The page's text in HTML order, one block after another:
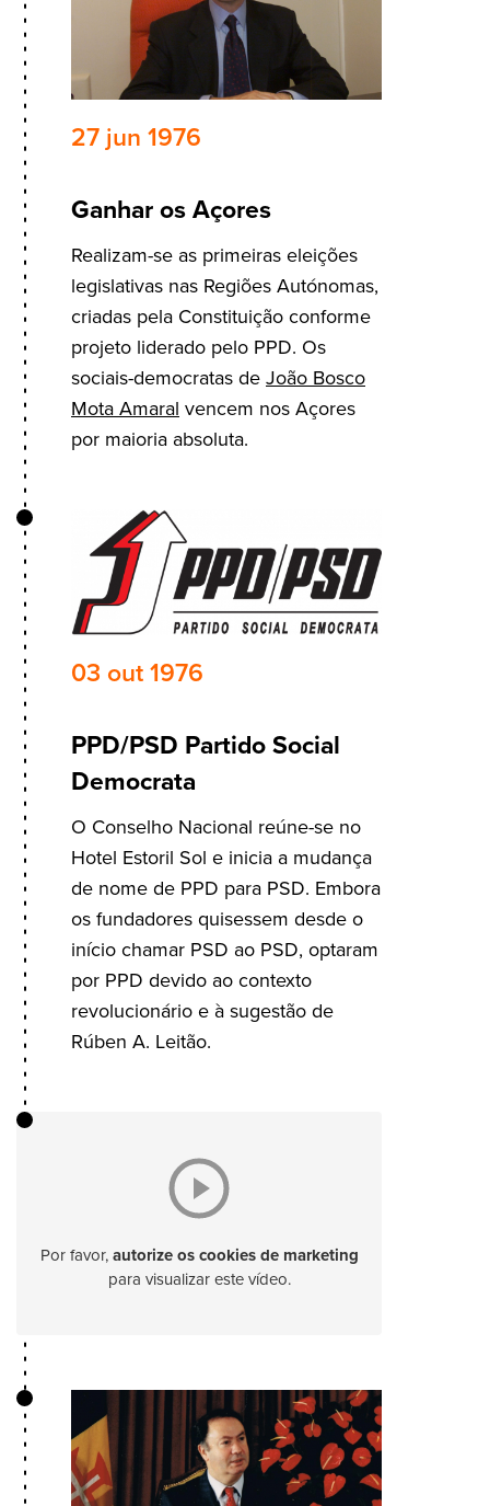
27 jun 1976
Ganhar os Açores
Realizam-se as primeiras eleições
legislativas nas Regiões Autónomas,
criadas pela Constituição conforme
projeto liderado pelo PPD. Os
sociais-democratas de João Bosco
Mota Amaral vencem nos Açores
por maioria absoluta.
03 out 1976
PPD/PSD Partido Social
Democrata
O Conselho Nacional reúne-se no
Hotel Estoril Sol e inicia a mudança
de nome de PPD para PSD. Embora
os fundadores quisessem desde o
início chamar PSD ao PSD, optaram
por PPD devido ao contexto
revolucionário e à sugestão de
Rúben A. Leitão.
Por favor, autorize os cookies de marketing
para visualizar este vídeo.